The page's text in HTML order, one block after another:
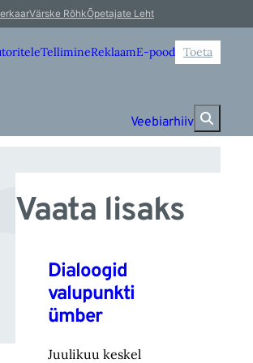
Värske RõhkÕpetajate Leht
TellimineReklaamE-pood Toeta
Veebiarhiiv
Vaata lisaks
Dialoogid
valupunkti
ümber
Juulikuu keskel